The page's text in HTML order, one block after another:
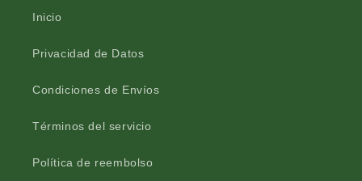
Inicio
Privacidad de Datos
Condiciones de Envíos
Términos del servicio
Política de reembolso